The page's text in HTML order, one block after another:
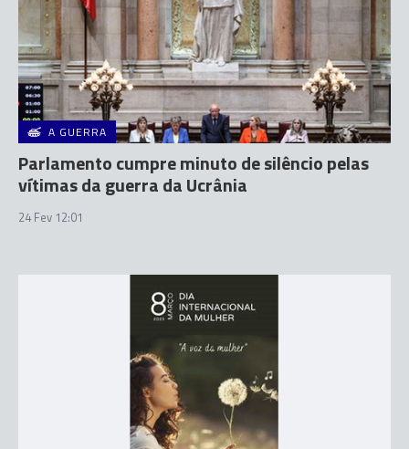
A GUERRA
Parlamento cumpre minuto de silêncio pelas
vítimas da guerra da Ucrânia
24 Fev 12:01